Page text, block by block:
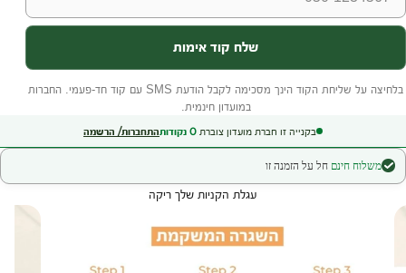
בקנייה זו חברת מועדון צוברת 0 נקודותהתחברות/ הרשמה
משלוח חינם חל על הזמנה זו
עגלת הקניות שלך ריקה